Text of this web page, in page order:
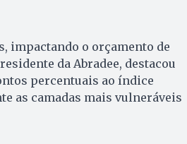
impactando o orçamento de
da Abradee, destacou
percentuais ao índice
as camadas mais vulneráveis